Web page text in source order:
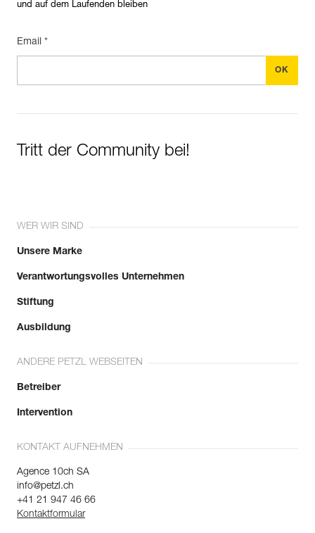
und auf dem Laufenden bleiben
Email *
Tritt der Community bei!
WER WIR SIND
Unsere Marke
Verantwortungsvolles Unternehmen
Stiftung
Ausbildung
ANDERE PETZL WEBSEITEN
Betreiber
Intervention
KONTAKT AUFNEHMEN
Agence 10ch SA
info@petzl.ch
+41 21 947 46 66
Kontaktformular